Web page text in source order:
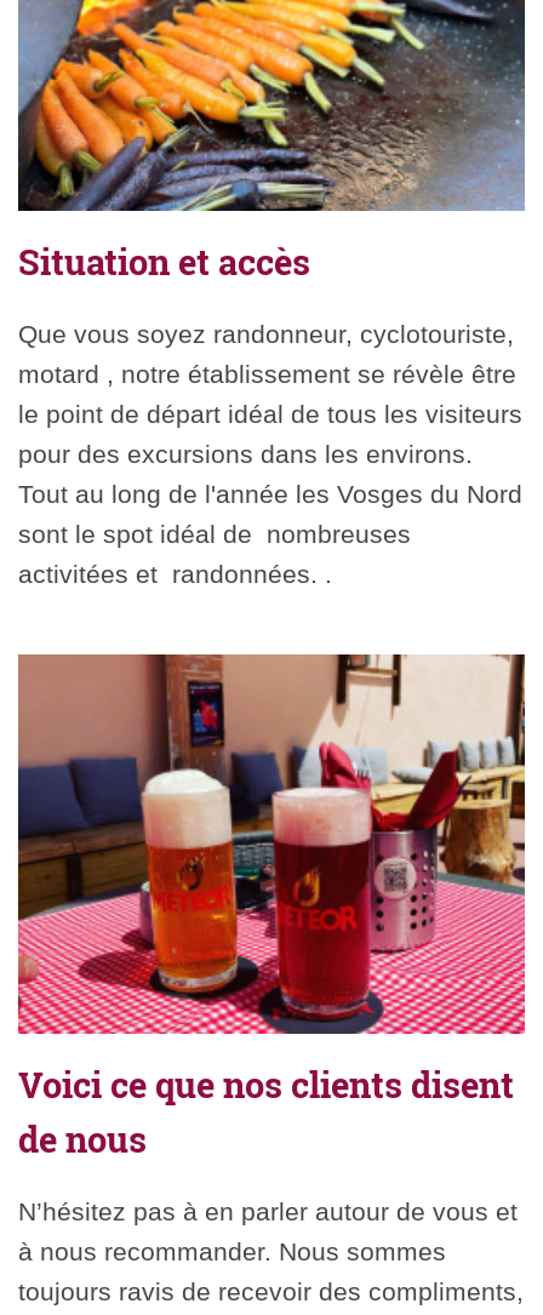
Situation et accès
Que vous soyez randonneur, cyclotouriste,
motard , notre établissement se révèle être
le point de départ idéal de tous les visiteurs
pour des excursions dans les environs.
Tout au long de l'année les Vosges du Nord
sont le spot idéal de nombreuses
activitées et randonnées. .
Voici ce que nos clients disent
de nous
N’hésitez pas à en parler autour de vous et
à nous recommander. Nous sommes
toujours ravis de recevoir des compliments,